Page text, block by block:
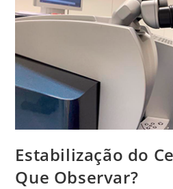
Estabilização do
Que Observar?